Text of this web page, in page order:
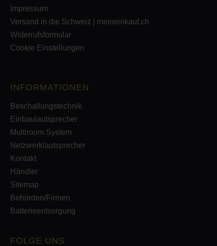
Impressum
Versand in die Schweiz | meineinkauf.ch
Widerrufsformular
Cookie Einstellungen
INFORMATIONEN
Beschallungstechnik
Einbaulautsprecher
Multiroom System
Netzwerklautsprecher
Kontakt
Händler
Sitemap
Behörden/Firmen
Batterieentsorgung
FOLGE UNS